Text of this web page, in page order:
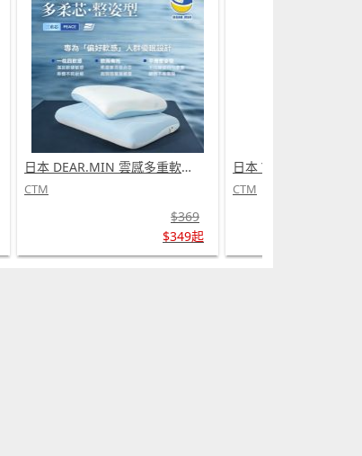
日本 DEAR.MIN 雲感多重軟芯柔托緩壓Peace柔眠枕 (需訂貨)
CTM
$369
$349起
CTM